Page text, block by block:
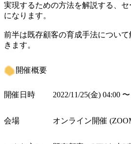
実現するための方法を解説する、
になります。
前半は既存顧客の育成手法につい
きます。
開催概要
開催日時 2022/11/25(金) 04:00
会場 オンライン開催